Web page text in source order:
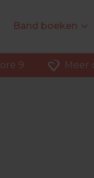
Band boeken
9 Meer